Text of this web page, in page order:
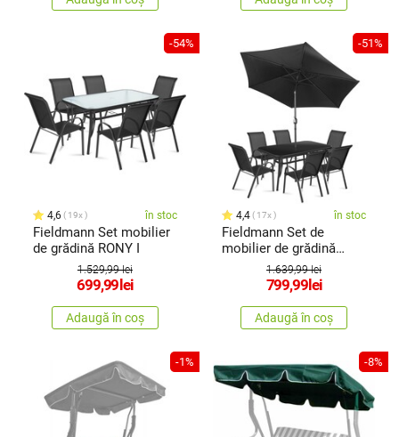
-54%
4,6 19x în stoc
Fieldmann Set mobilier
de grădină RONY I
1.529,99 lei
699,99 lei
Adaugă în coș
-51%
4,4 17x în stoc
Fieldmann Set de
mobilier de grădină
Ruby Dark, 8 piese
1.639,99 lei
799,99 lei
Adaugă în coș
-1% -8%